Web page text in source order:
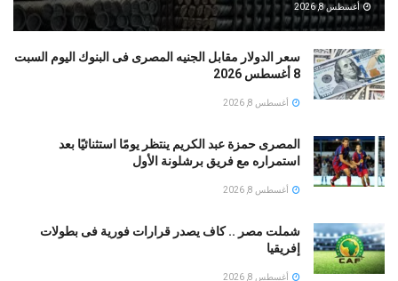
أغسطس 8, 2026
سعر الدولار مقابل الجنيه المصرى فى البنوك اليوم السبت
8 أغسطس 2026
أغسطس 8, 2026
المصرى حمزة عبد الكريم ينتظر يومًا استثنائيًا بعد
استمراره مع فريق برشلونة الأول
أغسطس 8, 2026
شملت مصر .. كاف يصدر قرارات فورية فى بطولات
إفريقيا
أغسطس 8, 2026